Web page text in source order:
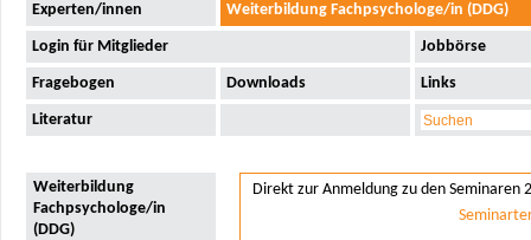
Experten/innen Weiterbildung Fachpsychologe/in (DDG)
Login für Mitglieder Jobbörse
Fragebogen Downloads Links
Literatur
Weiterbildung
Fachpsychologe/in
(DDG)
Direkt zur Anmeldung zu den Seminaren